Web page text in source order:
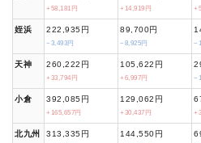
+58,181円 +14,919円
姪浜 222,935円
−3,493円
89,700円
−8,925円
天神 260,222円
+33,794円
105,622円
+6,997円
小倉 392,085円
+165,657円
129,062円
+30,437円
北九州 313,335円 144,550円